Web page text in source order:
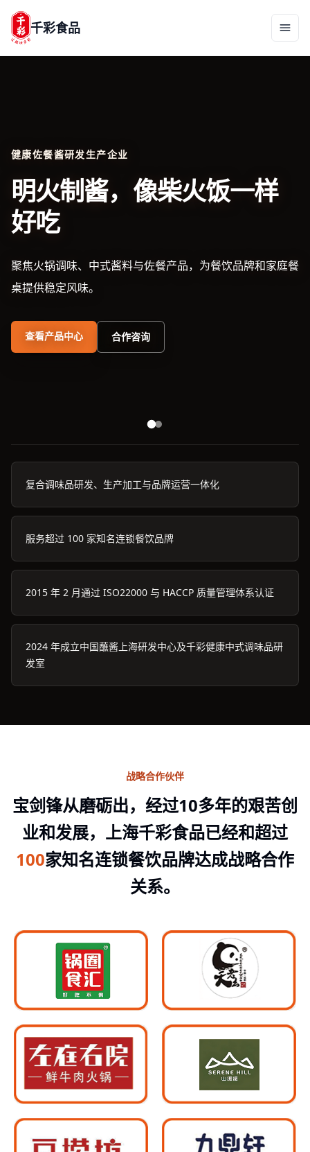
千彩食品
健康佐餐酱研发生产企业
明火制酱，像柴火饭一样
好吃
聚焦火锅调味、中式酱料与佐餐产品，为餐饮品牌和家庭餐
桌提供稳定风味。
查看产品中心 合作咨询
复合调味品研发、生产加工与品牌运营一体化
服务超过 100 家知名连锁餐饮品牌
2015 年 2 月通过 ISO22000 与 HACCP 质量管理体系认证
2024 年成立中国蘸酱上海研发中心及千彩健康中式调味品研
发室
战略合作伙伴
宝剑锋从磨砺出，经过10多年的艰苦创
业和发展，上海千彩食品已经和超过
100家知名连锁餐饮品牌达成战略合作
关系。